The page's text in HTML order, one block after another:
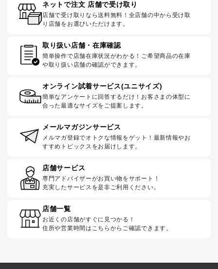
ネットで注文 店舗で受け取り
店舗で受け取りなら送料無料！全店舗の中から受け取
り店舗をお選びいただけます。
取り扱い店舗・在庫確認
簡単操作で店舗在庫状況がわかる！ご希望商品の在庫
や取り扱い店舗の確認ができます。
オンライン試着サービス(ユニサイズ)
簡単なアンケートに回答するだけ！お客さまの体型に
合った最適なサイズをご提案します。
メールマガジンサービス
メルマガ登録でオトクな情報をゲット！最新情報やお
すすめトピックスをお届けします。
店舗サービス
専門アドバイザーがお買い物をサポート！
充実したサービスを是非ご利用ください。
店舗一覧
お近くの店舗がすぐに見つかる！
住所や営業時間はこちらからご確認できます。